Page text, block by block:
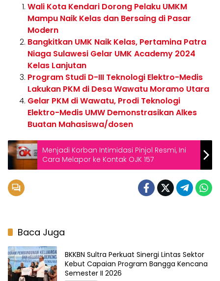
Wali Kota Kendari Dorong Pelaku UMKM
Mampu Naik Kelas dan Bersaing di Pasar
Modern
Bangkitkan UMK Naik Kelas, Pertamina Patra
Niaga Sulawesi Gelar UMK Academy 2024
Kelas Lanjutan
Program Studi D-III Teknologi Elektro-Medis
Lakukan PKM di Desa Wawatu Moramo Utara
Gelar PKM di Wawatu, Prodi Teknologi
Elektro-Medis UMW Demonstrasikan Alkes
Buatan Mahasiswa/dosen
Menjadi Korban Intimidasi Pinjol Resmi, Ini
Cara Melapor ke Kontak OJK 157
Baca Juga
BKKBN Sultra Perkuat Sinergi Lintas Sektor
Kebut Capaian Program Bangga Kencana
Semester II 2026